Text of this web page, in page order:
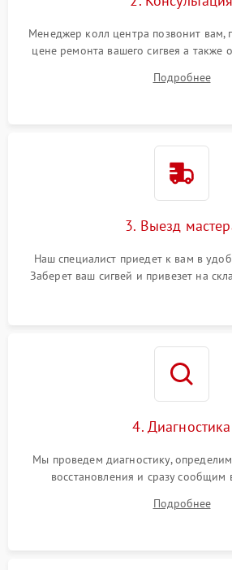
Менеджер колл центра позвонит
цене ремонта вашего сигвея а также
Подробнее
3. Выезд
Наш специалист приедет к вам в
Заберет ваш сигвей и привезет на
4. Диагностика
Мы проведем диагностику,
восстановления и сразу сообщим
Подробнее